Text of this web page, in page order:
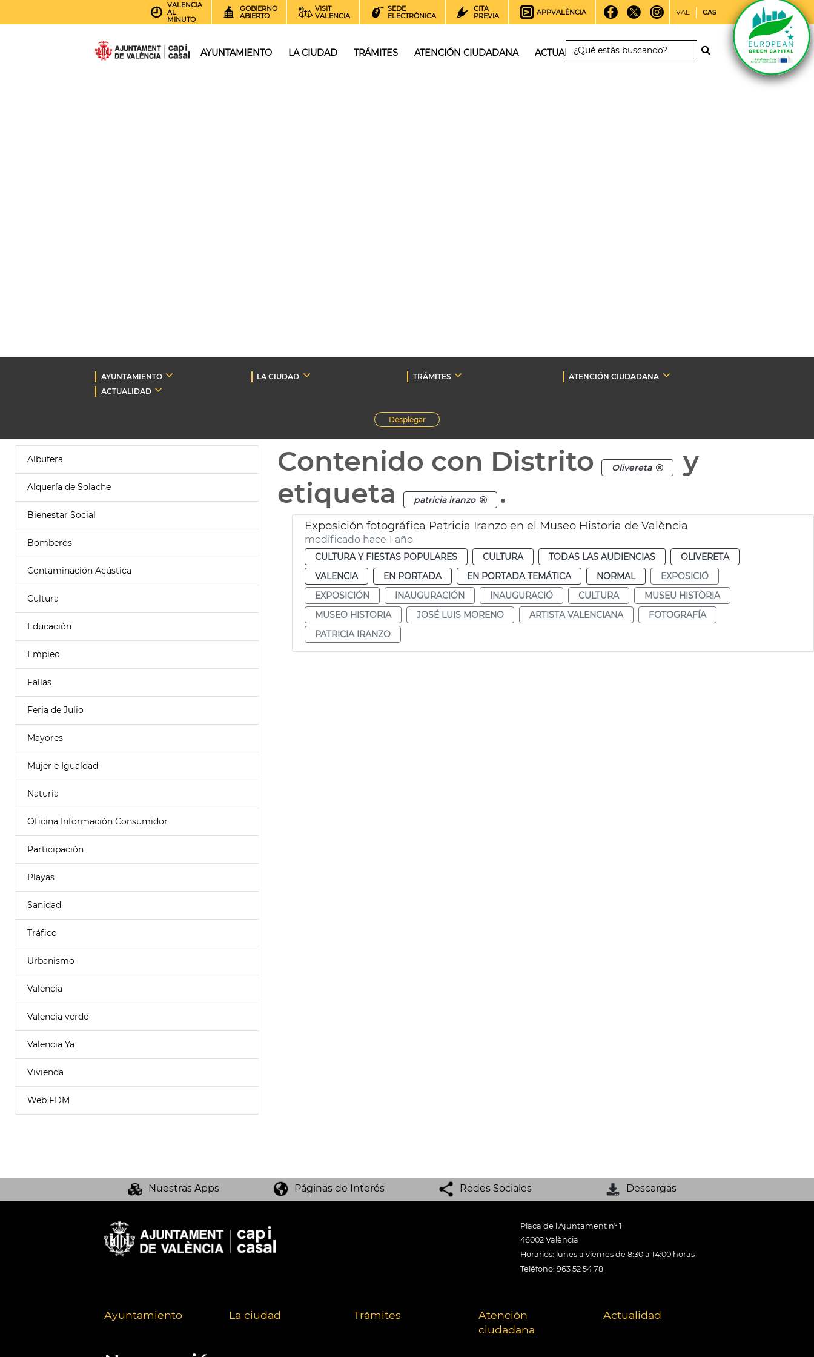
VALENCIA
AL
MINUTO
GOBIERNO
ABIERTO
VISIT
VALENCIA
SEDE
ELECTRÓNICA
CITA
PREVIA
APPVALÈNCIA VAL CAS
AYUNTAMIENTO LA CIUDAD TRÁMITES ATENCIÓN CIUDADANA ACTUALIDAD
AYUNTAMIENTO LA CIUDAD TRÁMITES
ATENCIÓN CIUDADANA
ACTUALIDAD
Desplegar
Albufera
Alquería de Solache
Bienestar Social
Bomberos
Contaminación Acústica
Cultura
Educación
Empleo
Fallas
Feria de Julio
Mayores
Mujer e Igualdad
Naturia
Oficina Información Consumidor
Participación
Playas
Sanidad
Tráfico
Urbanismo
Valencia
Valencia verde
Valencia Ya
Vivienda
Web FDM
Contenido con Distrito Olivereta
y
etiqueta
patricia iranzo .
Exposición fotográfica Patricia Iranzo en el Museo Historia de València
modificado hace 1 año
CULTURA Y FIESTAS POPULARES CULTURA TODAS LAS AUDIENCIAS
OLIVERETA
VALENCIA
EN PORTADA EN PORTADA TEMÁTICA NORMAL
EXPOSICIÓ
EXPOSICIÓN
INAUGURACIÓN INAUGURACIÓ CULTURA
MUSEU HISTÒRIA
MUSEO HISTORIA
JOSÉ LUIS MORENO ARTISTA VALENCIANA
FOTOGRAFÍA
PATRICIA IRANZO
Nuestras Apps Páginas de Interés Redes Sociales Descargas
Plaça de l'Ajuntament nº 1
46002 València
Horarios: lunes a viernes de 8:30 a 14:00 horas
Teléfono: 963 52 54 78
Ayuntamiento La ciudad Trámites
Atención
ciudadana
Actualidad